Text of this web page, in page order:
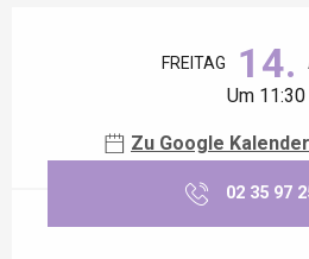
FREITAG 14.
Um 11:30
Zu Google
02 35 97